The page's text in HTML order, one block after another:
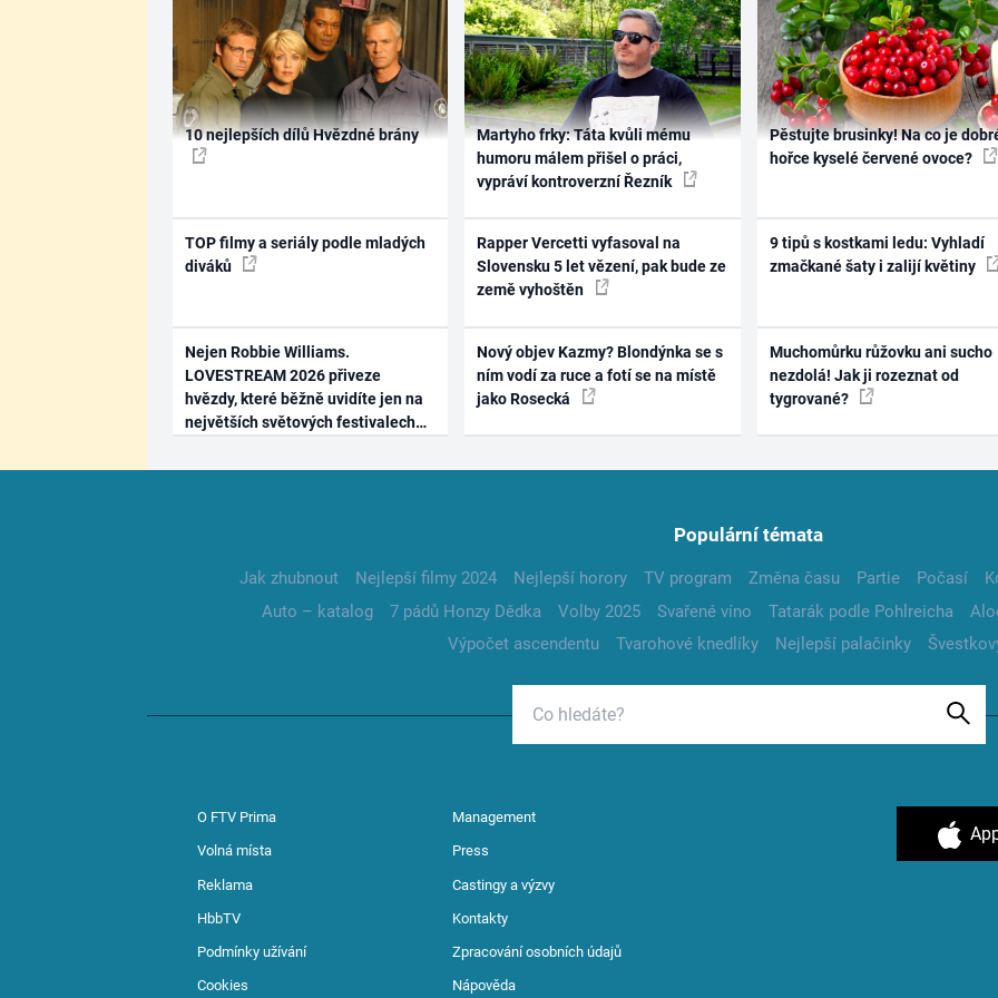
10 nejlepších dílů Hvězdné brány
TOP filmy a seriály podle mladých
diváků
Nejen Robbie Williams.
LOVESTREAM 2026 přiveze
hvězdy, které běžně uvidíte jen na
největších světových festivalech
Martyho frky: Táta kvůli mému
humoru málem přišel o práci,
vypráví kontroverzní Řezník
Rapper Vercetti vyfasoval na
Slovensku 5 let vězení, pak bude ze
země vyhoštěn
Nový objev Kazmy? Blondýnka se s
ním vodí za ruce a fotí se na místě
jako Rosecká
Pěstujte brusinky! Na co je
hořce kyselé červené ovoce?
9 tipů s kostkami ledu: Vyhladí
zmačkané šaty i zalijí květiny
Muchomůrku růžovku ani sucho
nezdolá! Jak ji rozeznat od
tygrované?
Populární témata
Jak zhubnout Nejlepší filmy 2024 Nejlepší horory TV program Změna času Partie Počasí
Auto – katalog
7 pádů Honzy Dědka Volby 2025 Svařené víno Tatarák podle Pohlreicha
Výpočet ascendentu
Tvarohové knedlíky Nejlepší palačinky
O FTV Prima Management
Volná místa Press
Reklama Castingy a výzvy
HbbTV Kontakty
Podmínky užívání Zpracování osobních údajů
Cookies Nápověda